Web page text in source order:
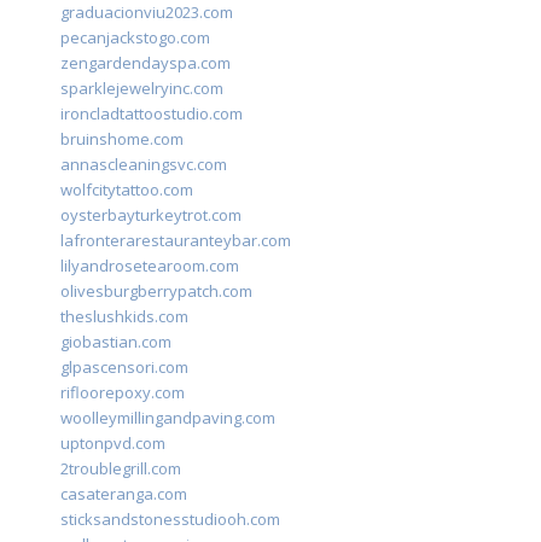
graduacionviu2023.com
pecanjackstogo.com
zengardendayspa.com
sparklejewelryinc.com
ironcladtattoostudio.com
bruinshome.com
annascleaningsvc.com
wolfcitytattoo.com
oysterbayturkeytrot.com
lafronterarestauranteybar.com
lilyandrosetearoom.com
olivesburgberrypatch.com
theslushkids.com
giobastian.com
glpascensori.com
rifloorepoxy.com
woolleymillingandpaving.com
uptonpvd.com
2troublegrill.com
casateranga.com
sticksandstonesstudiooh.com